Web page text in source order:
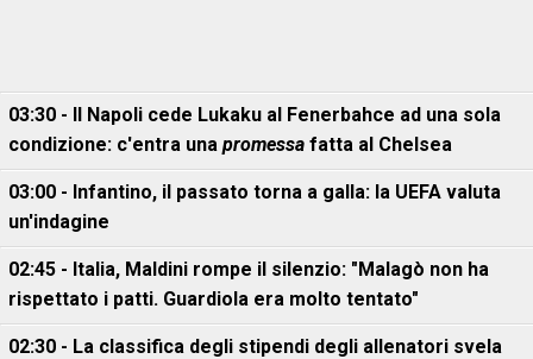
03:30 - Il Napoli cede Lukaku al Fenerbahce ad una sola
condizione: c'entra una promessa fatta al Chelsea
03:00 - Infantino, il passato torna a galla: la UEFA valuta
un'indagine
02:45 - Italia, Maldini rompe il silenzio: "Malagò non ha
rispettato i patti. Guardiola era molto tentato"
02:30 - La classifica degli stipendi degli allenatori svela